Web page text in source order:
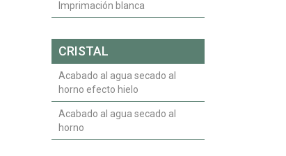
Imprimación blanca
CRISTAL
Acabado al agua secado al
horno efecto hielo
Acabado al agua secado al
horno